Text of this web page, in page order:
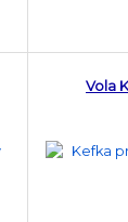
Vola